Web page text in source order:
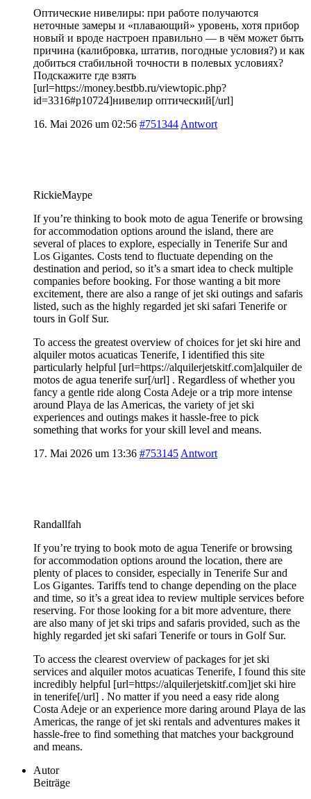
Оптические нивелиры: при работе получаются
неточные замеры и «плавающий» уровень, хотя прибор
новый и вроде настроен правильно — в чём может быть
причина (калибровка, штатив, погодные условия?) и как
добиться стабильной точности в полевых условиях?
Подскажите где взять
[url=https://money.bestbb.ru/viewtopic.php?
id=3316#p10724]нивелир оптический[/url]
16. Mai 2026 um 02:56 #751344 Antwort
RickieMaype
If you’re thinking to book moto de agua Tenerife or browsing
for accommodation options around the island, there are
several of places to explore, especially in Tenerife Sur and
Los Gigantes. Costs tend to fluctuate depending on the
destination and period, so it’s a smart idea to check multiple
companies before booking. For those wanting a bit more
excitement, there are also a range of jet ski outings and safaris
listed, such as the highly regarded jet ski safari Tenerife or
tours in Golf Sur.
To access the greatest overview of choices for jet ski hire and
alquiler motos acuaticas Tenerife, I identified this site
particularly helpful [url=https://alquilerjetskitf.com]alquiler de
motos de agua tenerife sur[/url] . Regardless of whether you
fancy a gentle ride along Costa Adeje or a trip more intense
around Playa de las Americas, the variety of jet ski
experiences and outings makes it hassle-free to pick
something that works for your skill level and means.
17. Mai 2026 um 13:36 #753145 Antwort
Randallfah
If you’re trying to book moto de agua Tenerife or browsing
for accommodation options around the location, there are
plenty of places to consider, especially in Tenerife Sur and
Los Gigantes. Tariffs tend to change depending on the place
and time, so it’s a great idea to review multiple services before
reserving. For those looking for a bit more adventure, there
are also many of jet ski trips and safaris provided, such as the
highly regarded jet ski safari Tenerife or tours in Golf Sur.
To access the clearest overview of packages for jet ski
services and alquiler motos acuaticas Tenerife, I found this site
incredibly helpful [url=https://alquilerjetskitf.com]jet ski hire
in tenerife[/url] . No matter if you need a easy ride along
Costa Adeje or an experience more daring around Playa de las
Americas, the range of jet ski rentals and adventures makes it
hassle-free to find something that matches your background
and means.
Autor
Beiträge